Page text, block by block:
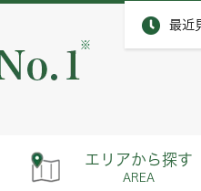
最近
※
エリアから探す
AREA